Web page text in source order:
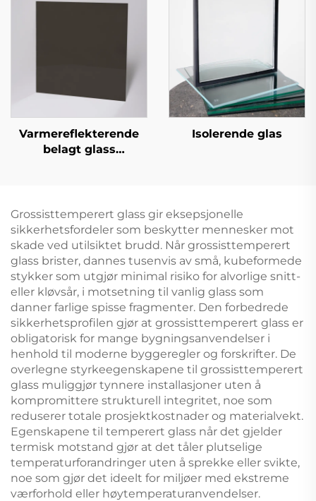
Varmereflekterende
belagt glass
Isolerende glas
Grossisttemperert glass gir eksepsjonelle
sikkerhetsfordeler som beskytter mennesker mot
skade ved utilsiktet brudd. Når grossisttemperert
glass brister, dannes tusenvis av små, kubeformede
stykker som utgjør minimal risiko for alvorlige snitt-
eller kløvsår, i motsetning til vanlig glass som
danner farlige spisse fragmenter. Den forbedrede
sikkerhetsprofilen gjør at grossisttemperert glass er
obligatorisk for mange bygningsanvendelser i
henhold til moderne byggeregler og forskrifter. De
overlegne styrkeegenskapene til grossisttemperert
glass muliggjør tynnere installasjoner uten å
kompromittere strukturell integritet, noe som
reduserer totale prosjektkostnader og materialvekt.
Egenskapene til temperert glass når det gjelder
termisk motstand gjør at det tåler plutselige
temperaturforandringer uten å sprekke eller svikte,
noe som gjør det ideelt for miljøer med ekstreme
værforhold eller høytemperaturanvendelser.